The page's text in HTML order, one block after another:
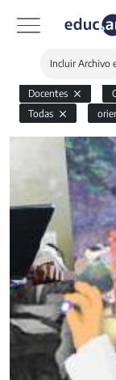
Incluir Archivo
Docentes
Todas